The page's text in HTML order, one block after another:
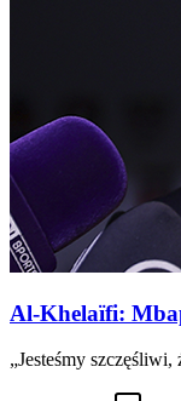
Al-Khelaïfi:
„Jesteśmy